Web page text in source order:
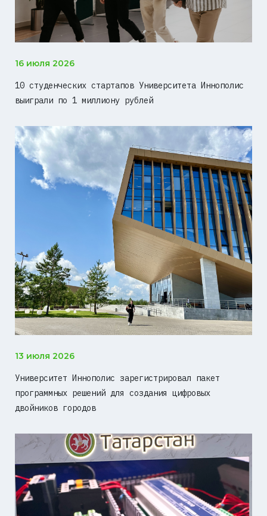
16 июля 2026
10 студенческих стартапов Университета Иннополис
выиграли по 1 миллиону рублей
13 июля 2026
Университет Иннополис зарегистрировал пакет
программных решений для создания цифровых
двойников городов